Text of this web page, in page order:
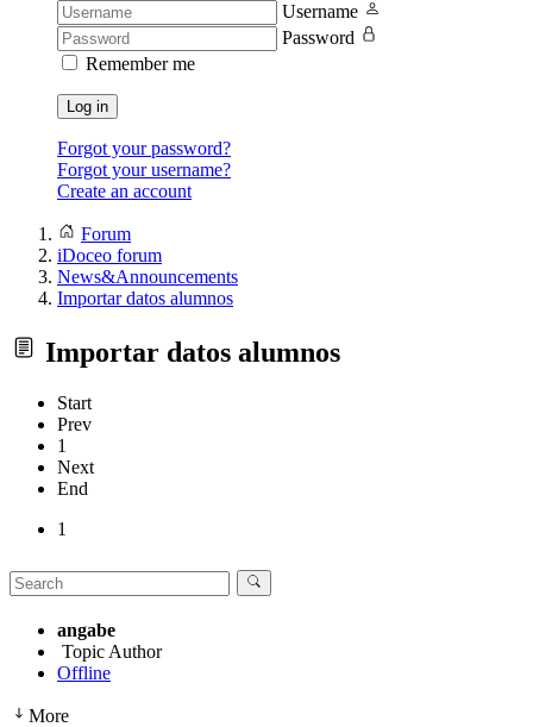
Username
Password
Remember me
Log in
Forgot your password?
Forgot your username?
Create an account
Forum
iDoceo forum
News&Announcements
Importar datos alumnos
Importar datos alumnos
Start
Prev
1
Next
End
1
angabe
Topic Author
Offline
More